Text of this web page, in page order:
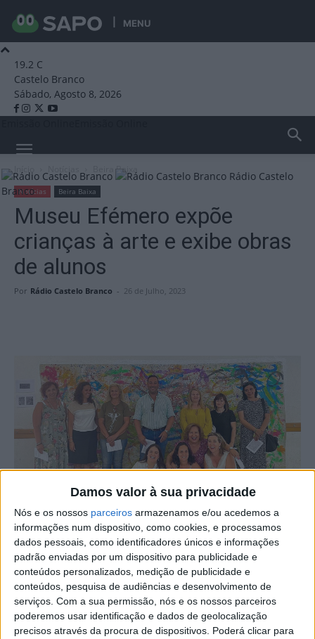
MENU
Damos valor à sua privacidade
Nós e os nossos parceiros armazenamos e/ou acedemos a
informações num dispositivo, como cookies, e processamos
dados pessoais, como identificadores únicos e informações
padrão enviadas por um dispositivo para publicidade e
conteúdos personalizados, medição de publicidade e
conteúdos, pesquisa de audiências e desenvolvimento de
serviços. Com a sua permissão, nós e os nossos parceiros
poderemos usar identificação e dados de geolocalização
precisos através da procura de dispositivos. Poderá clicar para
19.2 C
Castelo Branco
Sábado, Agosto 8, 2026
Rádio Castelo
Branco
Beira Baixa
Notícias Beira Baixa
Museu Efémero expõe
crianças à arte e exibe obras
de alunos
Por Rádio Castelo Branco - 26 de Julho, 2023
As Atividades Culturais inseridas na Componente de
Apoio à Família – Interrupção Letiva de verão 2023 da
EB1 de Idanha-a-Nova são um projeto educativo que visa
dar a conhecer, sensibilizar e expor as crianças a
realidades culturais diversas, alimentar a curiosidade,